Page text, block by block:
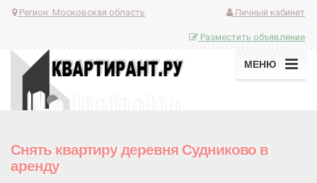
Регион: Московская область Личный кабинет
Разместить объявление
МЕНЮ
Снять квартиру деревня Судниково в
аренду